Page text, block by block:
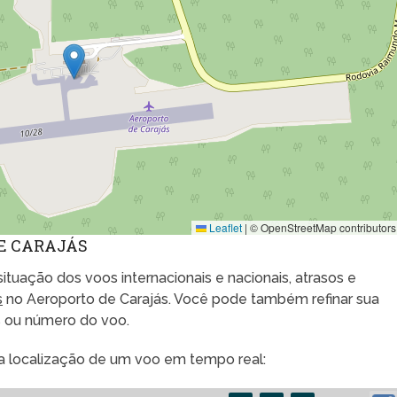
Leaflet | © OpenStreetMap contributors
CARAJÁS
dos voos internacionais e nacionais, atrasos e
no Aeroporto de Carajás. Você pode também refinar sua
número do voo.
localização de um voo em tempo real: